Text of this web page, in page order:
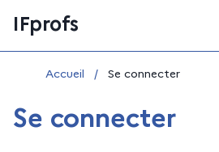
au
contenu
IFprofs
Vous êtes ici :
Accueil / Se connecter
Se connecter